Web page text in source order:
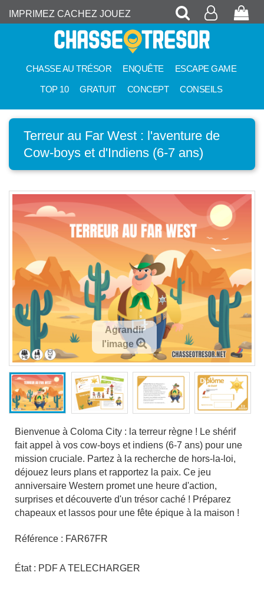
IMPRIMEZ CACHEZ JOUEZ Recherche
Mon
CHASSE AU TRÉSOR ENQUÊTE ESCAPE GAME
TOP 10 GRATUIT CONCEPT CONSEILS
Terreur au Far West : l'aventure de
Cow-boys et d'Indiens (6-7 ans)
Agrandir
l'image
Bienvenue à Coloma City : la terreur règne ! Le shérif
fait appel à vos cow-boys et indiens (6-7 ans) pour une
mission cruciale. Partez à la recherche de hors-la-loi,
déjouez leurs plans et rapportez la paix. Ce jeu
anniversaire Western promet une heure d'action,
surprises et découverte d'un trésor caché ! Préparez
chapeaux et lassos pour une fête épique à la maison !
Référence : FAR67FR
État : PDF A TELECHARGER